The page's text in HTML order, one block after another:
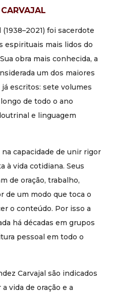
foi sacerdote
espirituais mais lidos do
obra mais conhecida, a
um dos maiores
escritos: sete volumes
de todo o ano
e linguagem
capacidade de unir rigor
à vida cotidiana. Seus
de oração, trabalho,
de um modo que toca o
o conteúdo. Por isso a
há décadas em grupos
pessoal em todo o
Carvajal são indicados
vida de oração e a